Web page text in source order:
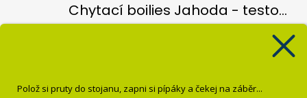
Chytací boilies Jahoda - testovací balení
Jiri Zamrzla
Koule hezky barevný, vůně nijak intenzivní, čekal bych více
úspěchu, třeba se to poddá.
Polož si pruty do stojanu, zapni si pípáky a čekej na záběr...